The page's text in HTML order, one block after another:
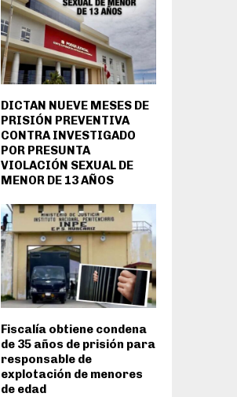
DICTAN NUEVE MESES DE
PRISIÓN PREVENTIVA
CONTRA INVESTIGADO
POR PRESUNTA
VIOLACIÓN SEXUAL DE
MENOR DE 13 AÑOS
Fiscalía obtiene condena
de 35 años de prisión para
responsable de
explotación de menores
de edad